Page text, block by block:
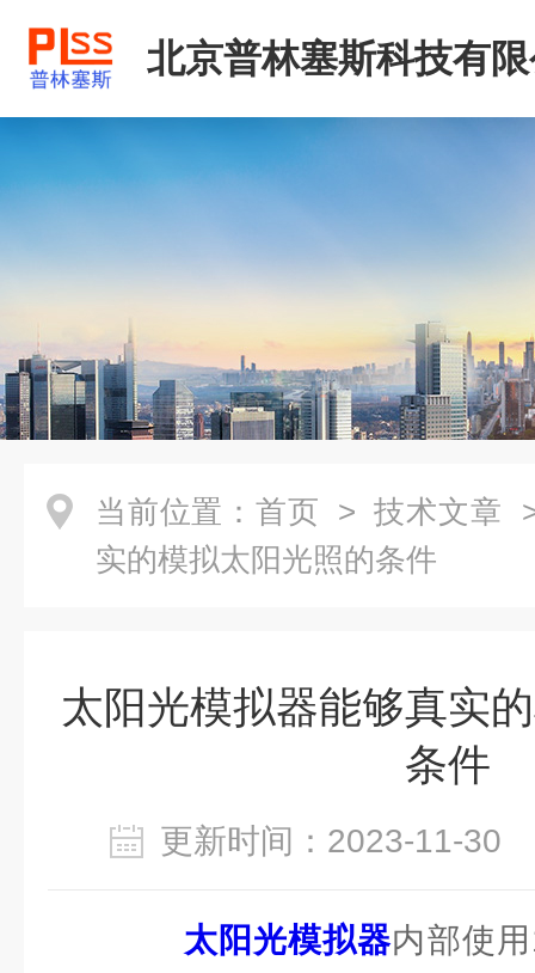
北京普林塞斯科技有
当前位置： 首页 > 技术文章
实的模拟太阳光照的条件
太阳光模拟器能够真实
条件
更新时间：2023-11-
太阳光模拟器内部使